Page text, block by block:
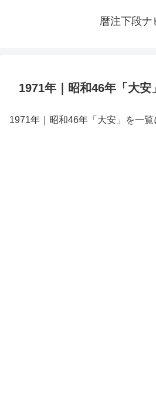
暦注下段ナ
1971年｜昭和46年「大安
1971年｜昭和46年「大安」を一覧